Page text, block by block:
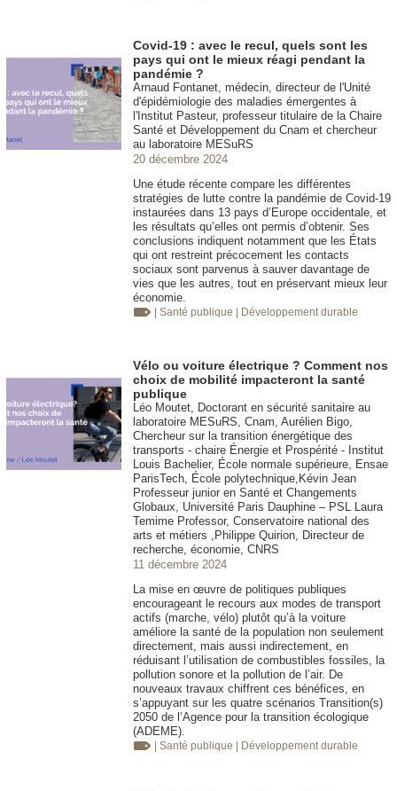
Covid-19 : avec le recul, quels sont les
pays qui ont le mieux réagi pendant la
pandémie ?
Arnaud Fontanet, médecin, directeur de l'Unité
d'épidémiologie des maladies émergentes à
l'Institut Pasteur, professeur titulaire de la Chaire
Santé et Développement du Cnam et chercheur
au laboratoire MESuRS
20 décembre 2024
Une étude récente compare les différentes
stratégies de lutte contre la pandémie de Covid-19
instaurées dans 13 pays d’Europe occidentale, et
les résultats qu’elles ont permis d’obtenir. Ses
conclusions indiquent notamment que les États
qui ont restreint précocement les contacts
sociaux sont parvenus à sauver davantage de
vies que les autres, tout en préservant mieux leur
économie.
| Santé publique | Développement durable
Vélo ou voiture électrique ? Comment nos
choix de mobilité impacteront la santé
publique
Léo Moutet, Doctorant en sécurité sanitaire au
laboratoire MESuRS, Cnam, Aurélien Bigo,
Chercheur sur la transition énergétique des
transports - chaire Énergie et Prospérité - Institut
Louis Bachelier, École normale supérieure, Ensae
ParisTech, École polytechnique,Kévin Jean
Professeur junior en Santé et Changements
Globaux, Université Paris Dauphine – PSL Laura
Temime Professor, Conservatoire national des
arts et métiers ,Philippe Quirion, Directeur de
recherche, économie, CNRS
11 décembre 2024
La mise en œuvre de politiques publiques
encourageant le recours aux modes de transport
actifs (marche, vélo) plutôt qu’à la voiture
améliore la santé de la population non seulement
directement, mais aussi indirectement, en
réduisant l’utilisation de combustibles fossiles, la
pollution sonore et la pollution de l’air. De
nouveaux travaux chiffrent ces bénéfices, en
s’appuyant sur les quatre scénarios Transition(s)
2050 de l’Agence pour la transition écologique
(ADEME).
| Santé publique | Développement durable